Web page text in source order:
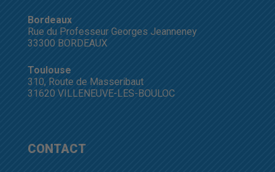
Bordeaux
Rue du Professeur Georges Jeanneney
33300 BORDEAUX
Toulouse
310, Route de Masseribaut
31620 VILLENEUVE-LES-BOULOC
CONTACT